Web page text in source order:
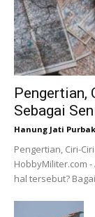
Pengertian,
Sebagai
Hanung Jati
Pengertian, Ciri-
HobbyMiliter.com
hal tersebut?